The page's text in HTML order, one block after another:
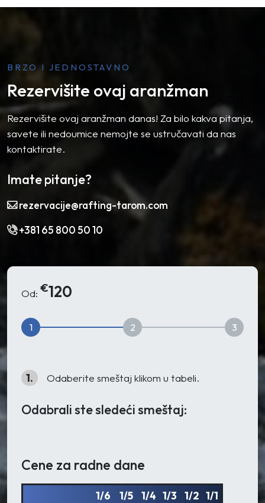
BRZO I JEDNOSTAVNO
Rezervišite ovaj aranžman
Rezervišite ovaj aranžman danas! Za bilo kakva pitanja,
savete ili nedoumice nemojte se ustručavati da nas
kontaktirate.
Imate pitanje?
rezervacije@rafting-tarom.com
+381 65 800 50 10
Od: €120
1 2 3
1. Odaberite smeštaj klikom u tabeli.
Odabrali ste sledeći smeštaj:
Cene za radne dane
1/6 1/5 1/4 1/3 1/2 1/1